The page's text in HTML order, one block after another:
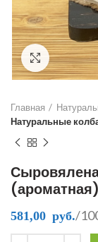
Click to
Главная
Натуральные
(ароматная)
581,00 руб. /